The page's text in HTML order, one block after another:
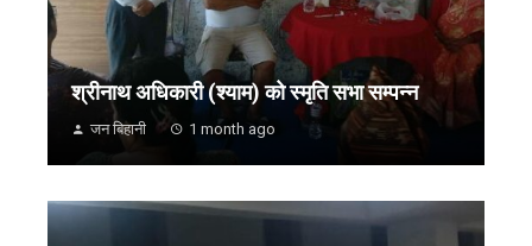
श्रीनाथ अधिकारी (श्याम) को स्मृति सभा सम्पन्न
जन बिहानी 1 month ago